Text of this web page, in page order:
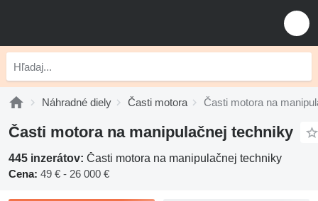
Náhradné diely Časti motora Časti motora na
Časti motora na manipulačnej techniky
445 inzerátov: Časti motora na manipulačnej techniky
Cena: 49 € - 26 000 €